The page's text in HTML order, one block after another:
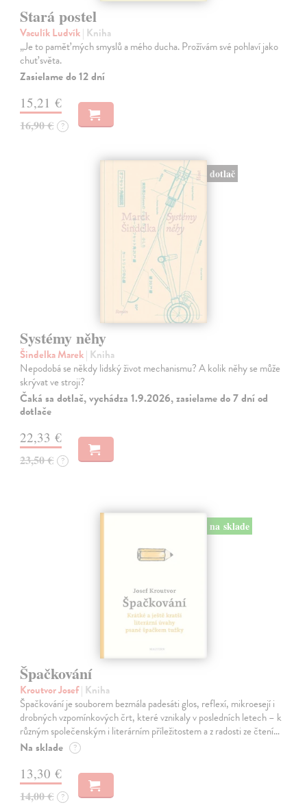
Stará postel
Vaculík Ludvík| Kniha
„Je to paměť mých smyslů a mého ducha. Prožívám své pohlaví jako
chuť světa.
Zasielame do 12 dní
15,21 €
16,90 € ?
dotlač
Systémy něhy
Šindelka Marek| Kniha
Nepodobá se někdy lidský život mechanismu? A kolik něhy se může
skrývat ve stroji?
Čaká sa dotlač, vychádza 1.9.2026, zasielame do 7 dní od
dotlače
22,33 €
23,50 € ?
na sklade
Špačkování
Kroutvor Josef| Kniha
Špačkování je souborem bezmála padesáti glos, reflexí, mikroesejí i
drobných vzpomínkových črt, které vznikaly v posledních letech – k
různým společenským i literárním příležitostem a z radosti ze čtení…
Na sklade ?
13,30 €
14,00 € ?